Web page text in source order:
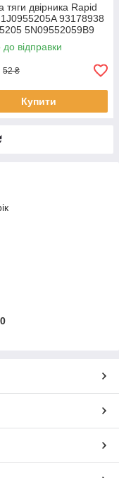
тяги двірника Rapid
93178938
5N09552059B9
до відправки
52 ₴
Купити